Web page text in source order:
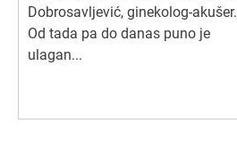
Dobrosavljević, ginekolog-akušer.
Od tada pa do danas puno je
ulagan...